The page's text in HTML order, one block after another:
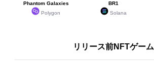
Phantom Galaxies
Polygon
BR1
Solana
リリース前NFTゲーム